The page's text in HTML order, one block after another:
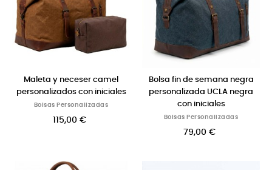
Maleta y neceser camel
personalizados con iniciales
Bolsas Personalizadas
115,00 €
Bolsa fin de semana negra
personalizada UCLA negra
con iniciales
Bolsas Personalizadas
79,00 €